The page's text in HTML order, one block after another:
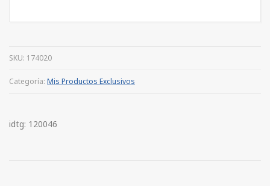
SKU: 174020
Categoría: Mis Productos Exclusivos
idtg: 120046